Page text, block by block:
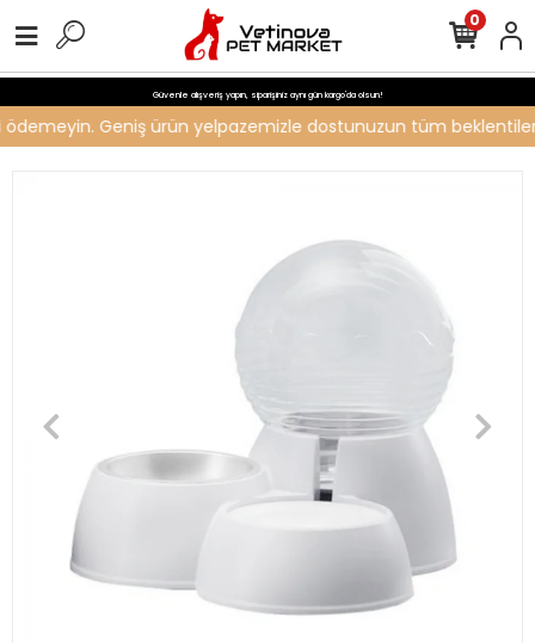
Güvenle alışveriş yapın, siparişiniz aynı gün kargo'da olsun!
Geniş ürün yelpazemizle dostunuzun tüm
0